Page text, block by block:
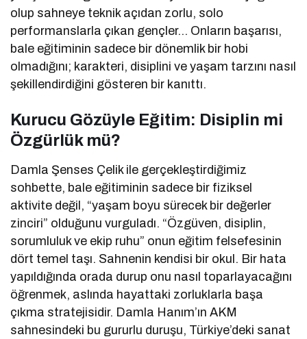
olup sahneye teknik açıdan zorlu, solo
performanslarla çıkan gençler… Onların başarısı,
bale eğitiminin sadece bir dönemlik bir hobi
olmadığını; karakteri, disiplini ve yaşam tarzını nasıl
şekillendirdiğini gösteren bir kanıttı.
Kurucu Gözüyle Eğitim: Disiplin mi
Özgürlük mü?
Damla Şenses Çelik ile gerçekleştirdiğimiz
sohbette, bale eğitiminin sadece bir fiziksel
aktivite değil, “yaşam boyu sürecek bir değerler
zinciri” olduğunu vurguladı. “Özgüven, disiplin,
sorumluluk ve ekip ruhu” onun eğitim felsefesinin
dört temel taşı. Sahnenin kendisi bir okul. Bir hata
yapıldığında orada durup onu nasıl toparlayacağını
öğrenmek, aslında hayattaki zorluklarla başa
çıkma stratejisidir. Damla Hanım’ın AKM
sahnesindeki bu gururlu duruşu, Türkiye’deki sanat